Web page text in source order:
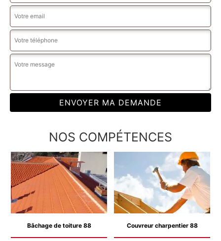
NOS COMPÉTENCES
Bâchage de toiture 88 Couvreur charpentier 88